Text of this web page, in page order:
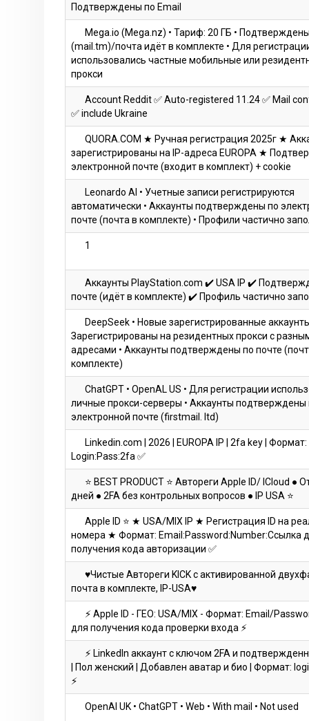
Подтверждены по Email
Mega.io (Mega.nz) • Тариф: 20 ГБ •
(mail.tm)/почта идёт в комплекте • Для
использовались частные мобильные или
прокси
Account Reddit ✅ Auto-registered 11.24 ✅ Mail
✅ include Ukraine
QUORA.COM ★ Ручная регистрация 2025г ★
зарегистрированы на IP-адреса EUROPA ★
электронной почте (входит в комплект) + cookie
Leonardo Al • Учетные записи регистрируются
автоматически • Аккаунты подтверждены по
почте (почта в комплекте) • Профили частично
1
Аккаунты PlayStation.com ✔️ USA IP ✔️
почте (идёт в комплекте) ✔️ Профиль частично
DeepSeek • Новые зарегистрированные
Зарегистрированы на резидентных прокси с
адресами • Аккаунты подтверждены по почте
комплекте)
ChatGPT • OpenAL US • Для регистрации
личные прокси-серверы • Аккаунты подтверждены
электронной почте (firstmail. ltd)
Linkedin.com | 2026 | EUROPA IP | 2fa key | Формат:
Login:Pass:2fa ✅
⭐ BEST PRODUCT ⭐ Автореги Apple ID/ ICloud ●
дней ● 2FA без контрольных вопросов ● IP USA ⭐
Apple ID ⭐ ★ USA/MIX IP ★ Регистрация ID на
номера ★ Формат: Email:Password:Number:Ссылка
получения кода авторизации ✅
♥Чистые Автореги KICK с активированной
почта в комплекте, IP-USA♥
⚡ Apple ID - ГЕО: USA/MIX - Формат: Email/
для получения кода проверки входа ⚡
⚡ LinkedIn аккаунт с ключом 2FA и
| Пол женский | Добавлен аватар и био | Формат:
⚡
OpenAl UK • ChatGPT • Web • With mail • Not used